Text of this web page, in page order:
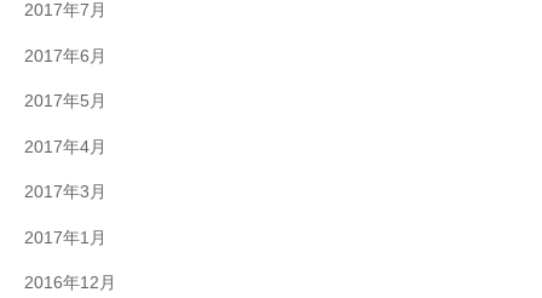
2017年7月
2017年6月
2017年5月
2017年4月
2017年3月
2017年1月
2016年12月